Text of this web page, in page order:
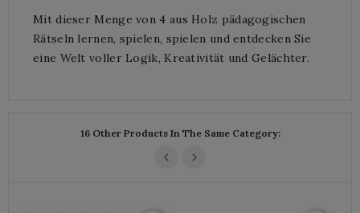
Mit dieser Menge von 4 aus Holz pädagogischen
Rätseln lernen, spielen, spielen und entdecken Sie
eine Welt voller Logik, Kreativität und Gelächter.
16 Other Products In The Same Category: